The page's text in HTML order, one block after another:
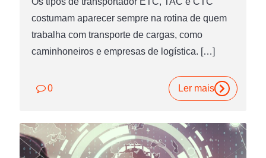
costumam aparecer sempre na rotina de quem
trabalha com transporte de cargas, como
caminhoneiros e empresas de logística. […]
0 Ler mais